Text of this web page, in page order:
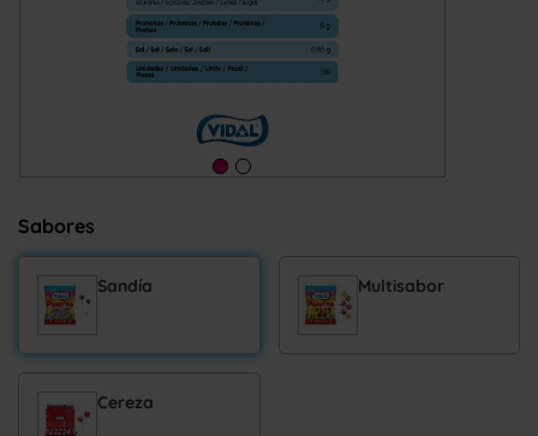
Sabores
Sandía Multisabor
Cereza